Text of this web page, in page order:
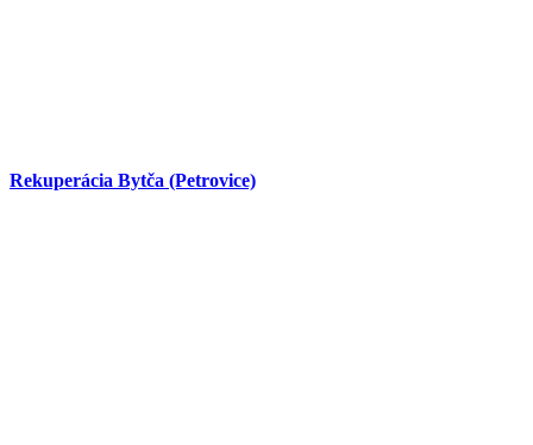
Rekuperácia Bytča (Petrovice)